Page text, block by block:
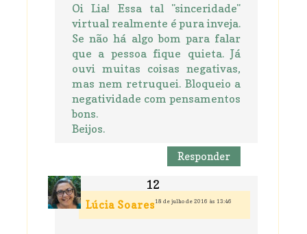
Oi Lia! Essa tal "sinceridade"
virtual realmente é pura inveja.
Se não há algo bom para falar
que a pessoa fique quieta. Já
ouvi muitas coisas negativas,
mas nem retruquei. Bloqueio a
negatividade com pensamentos
bons.
Beijos.
Responder
Lúcia Soares 18 de julho de 2016 às 13:46